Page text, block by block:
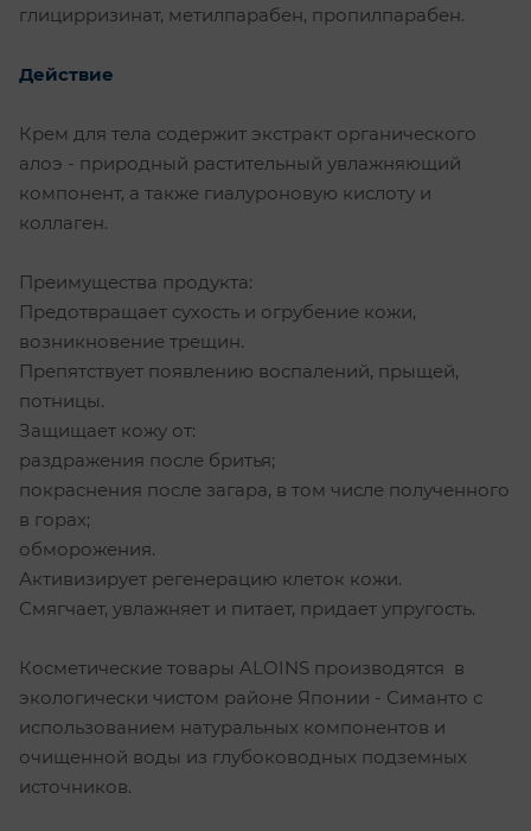
глицирризинат, метилпарабен, пропилпарабен.
Действие
Крем для тела содержит экстракт органического
алоэ - природный растительный увлажняющий
компонент, а также гиалуроновую кислоту и
коллаген.
Преимущества продукта:
Предотвращает сухость и огрубение кожи,
возникновение трещин.
Препятствует появлению воспалений, прыщей,
потницы.
Защищает кожу от:
раздражения после бритья;
покраснения после загара, в том числе полученного
в горах;
обморожения.
Активизирует регенерацию клеток кожи.
Смягчает, увлажняет и питает, придает упругость.
Косметические товары ALOINS производятся в
экологически чистом районе Японии - Симанто с
использованием натуральных компонентов и
очищенной воды из глубоководных подземных
источников.